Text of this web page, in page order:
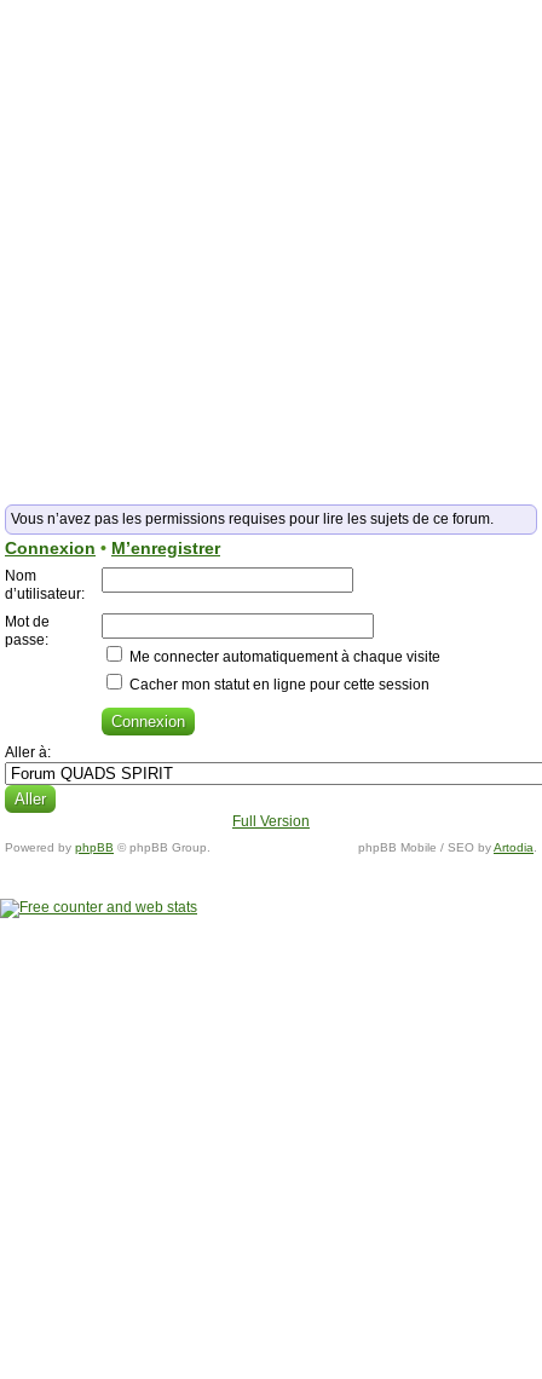
Vous n’avez pas les permissions requises pour lire les sujets de ce forum.
Connexion • M’enregistrer
Nom
d’utilisateur:
Mot de
passe:
Me connecter automatiquement à chaque visite
Cacher mon statut en ligne pour cette session
Aller à:
Full Version
Powered by phpBB © phpBB Group. phpBB Mobile / SEO byArtodia